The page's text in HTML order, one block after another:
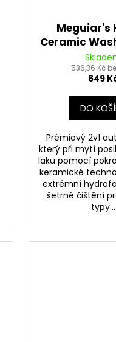
Meguiar's
Ceramic
hybridní
šampon s
536,36 Kč
649
DO
Prémiový 2v1
který při mytí
laku pomocí
keramické
extrémní
šetrné čištění
typy...